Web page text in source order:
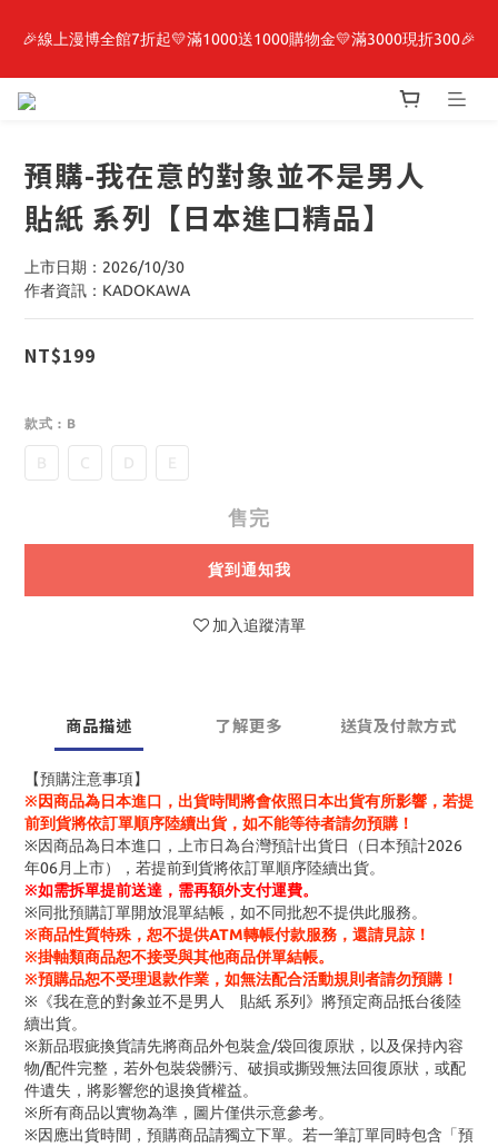
最新開賣🔥「全知讀者視角」 周邊商品
🎉線上漫博全館7折起💛滿1000送1000購物金💛滿3000現折300🎉
【抽籤堂】 影之強者、你又被殺了呢，偵探大人、約會大作戰、
最新開賣🔥「全知讀者視角」 周邊商品
預購-我在意的對象並不是男人
貼紙 系列【日本進口精品】
上市日期：2026/10/30
作者資訊：KADOKAWA
NT$199
款式 : B
B C D E
售完
貨到通知我
加入追蹤清單
商品描述 了解更多 送貨及付款方式
【預購注意事項】
※因商品為日本進口，出貨時間將會依照日本出貨有所影響，若提
前到貨將依訂單順序陸續出貨，如不能等待者請勿預購！
※因商品為日本進口，上市日為台灣預計出貨日（日本預計2026
年06月上市），若提前到貨將依訂單順序陸續出貨。
※如需拆單提前送達，需再額外支付運費。
※同批預購訂單開放混單結帳，如不同批恕不提供此服務。
※商品性質特殊，恕不提供ATM轉帳付款服務，還請見諒！
※掛軸類商品恕不接受與其他商品併單結帳。
※預購品恕不受理退款作業，如無法配合活動規則者請勿預購！
※《我在意的對象並不是男人 貼紙 系列》將預定商品抵台後陸
續出貨。
※新品瑕疵換貨請先將商品外包裝盒/袋回復原狀，以及保持內容
物/配件完整，若外包裝袋髒污、破損或撕毀無法回復原狀，或配
件遺失，將影響您的退換貨權益。
※所有商品以實物為準，圖片僅供示意參考。
※因應出貨時間，預購商品請獨立下單。若一筆訂單同時包含「預